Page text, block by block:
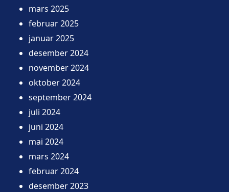
mars 2025
februar 2025
januar 2025
desember 2024
november 2024
oktober 2024
september 2024
juli 2024
juni 2024
mai 2024
mars 2024
februar 2024
desember 2023